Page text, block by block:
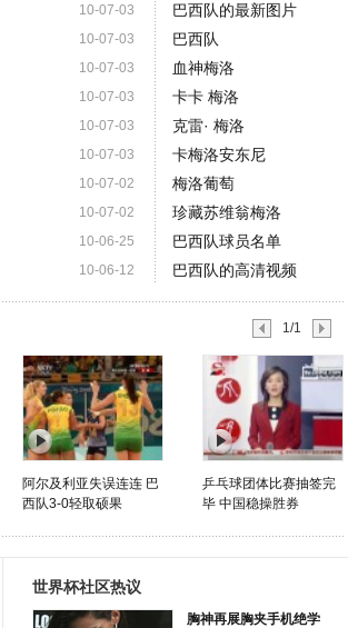
10-07-03
10-07-03
10-07-03
10-07-03
10-07-03
10-07-03
10-07-02
10-07-02
10-06-25
10-06-12
巴西队的最新图片
巴西队
血神梅洛
卡卡 梅洛
克雷· 梅洛
卡梅洛安东尼
梅洛葡萄
珍藏苏维翁梅洛
巴西队球员名单
巴西队的高清视频
1/1
阿尔及利亚失误连连 巴
西队3-0轻取硕果
乒乓球团体比赛抽签完
毕 中国稳操胜券
世界杯社区热议
胸神再展胸夹手机绝学